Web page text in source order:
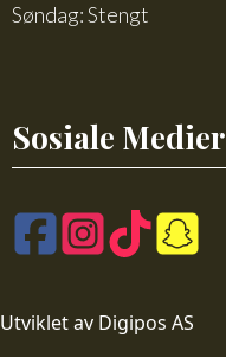
Søndag: Stengt
Sosiale Medier
Utviklet av Digipos AS